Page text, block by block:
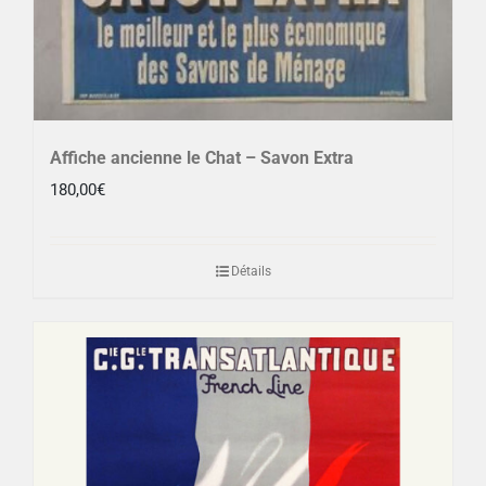
Affiche ancienne le Chat – Savon Extra
180,00€
Détails